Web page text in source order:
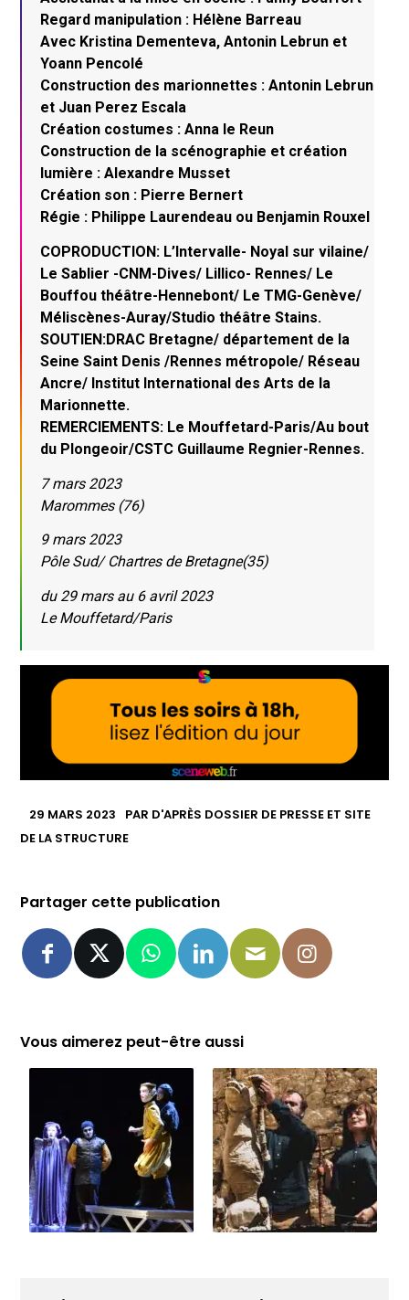
Regard manipulation : Hélène Barreau
Avec Kristina Dementeva, Antonin Lebrun et
Yoann Pencolé
Construction des marionnettes : Antonin Lebrun
et Juan Perez Escala
Création costumes : Anna le Reun
Construction de la scénographie et création
lumière : Alexandre Musset
Création son : Pierre Bernert
Régie : Philippe Laurendeau ou Benjamin Rouxel
COPRODUCTION: L’Intervalle- Noyal sur vilaine/
Le Sablier -CNM-Dives/ Lillico- Rennes/ Le
Bouffou théâtre-Hennebont/ Le TMG-Genève/
Méliscènes-Auray/Studio théâtre Stains.
SOUTIEN:DRAC Bretagne/ département de la
Seine Saint Denis /Rennes métropole/ Réseau
Ancre/ Institut International des Arts de la
Marionnette.
REMERCIEMENTS: Le Mouffetard-Paris/Au bout
du Plongeoir/CSTC Guillaume Regnier-Rennes.
7 mars 2023
Marommes (76)
9 mars 2023
Pôle Sud/ Chartres de Bretagne(35)
du 29 mars au 6 avril 2023
Le Mouffetard/Paris
29 MARS 2023 PAR D'APRÈS DOSSIER DE PRESSE ET SITE
DE LA STRUCTURE
Partager cette publication
Vous aimerez peut-être aussi